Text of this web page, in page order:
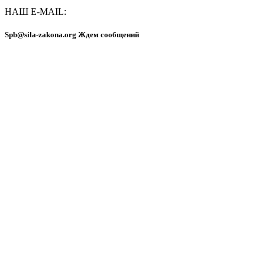
НАШ E-MAIL:
Spb@sila-zakona.org Ждем сообщений